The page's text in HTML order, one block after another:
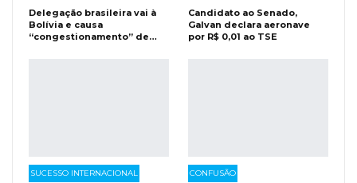
Delegação brasileira vai à
Bolívia e causa
“congestionamento” de…
Candidato ao Senado,
Galvan declara aeronave
por R$ 0,01 ao TSE
SUCESSO INTERNACIONAL CONFUSÃO